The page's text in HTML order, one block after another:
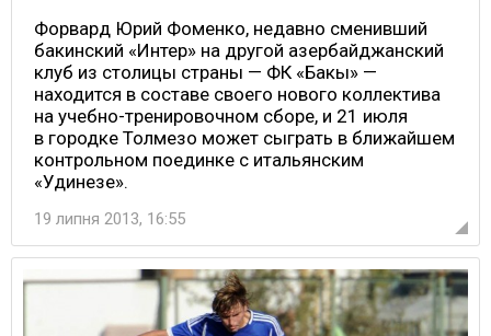
Форвард Юрий Фоменко, недавно сменивший
бакинский «Интер» на другой азербайджанский
клуб из столицы страны — ФК «Бакы» —
находится в составе своего нового коллектива
на учебно-тренировочном сборе, и 21 июля
в городке Толмезо может сыграть в ближайшем
контрольном поединке с итальянским
«Удинезе».
19 липня 2013, 16:55